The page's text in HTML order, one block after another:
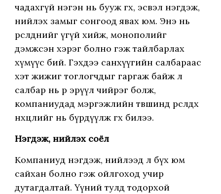
чадахгүй нэгэн нь бууж өгөх, эсвэл нэгдэж,
нийлэх замыг сонгоод явах юм. Энэ нь
өрсөлдөөнийг үгүй хийж, монополийг
дэмжсэн хэрэг болно гэж тайлбарлах
хүмүүс бий. Гэхдээ санхүүгийн салбараас
хэт жижиг тоглогчдыг гаргаж байж л
салбар нь өөрөө эрүүл чийрэг болж,
компаниудад мэргэжлийн төвшинд өрсөлдөх
нөхцөлийг нь бүрдүүлж өгөх билээ.
Нэгдэж, нийлэх соёл
Компаниуд нэгдэж, нийлээд л бүх юм
сайхан болно гэж ойлгоход учир
дутагдалтай. Үүний тулд тодорхой